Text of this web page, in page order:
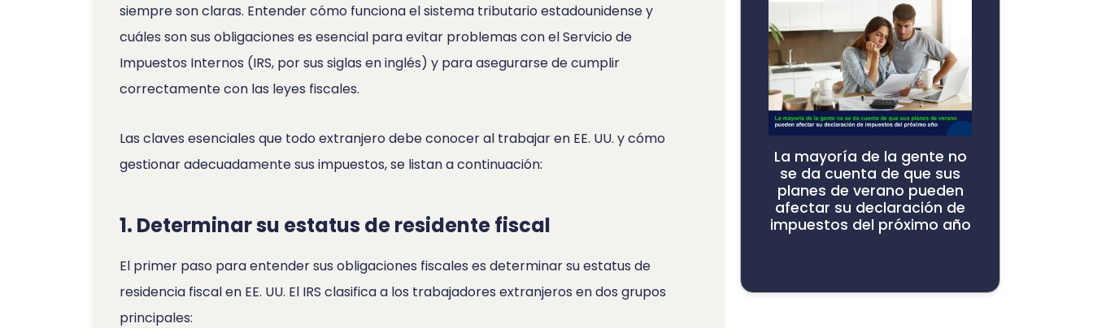
La mayoría de la gente no
se da cuenta de que sus
planes de verano pueden
afectar su declaración de
impuestos del próximo año
siempre son claras. Entender cómo funciona el sistema tributario estadounidense y
cuáles son sus obligaciones es esencial para evitar problemas con el Servicio de
Impuestos Internos (IRS, por sus siglas en inglés) y para asegurarse de cumplir
correctamente con las leyes fiscales.
Las claves esenciales que todo extranjero debe conocer al trabajar en EE. UU. y cómo
gestionar adecuadamente sus impuestos, se listan a continuación:
1. Determinar su estatus de residente fiscal
El primer paso para entender sus obligaciones fiscales es determinar su estatus de
residencia fiscal en EE. UU. El IRS clasifica a los trabajadores extranjeros en dos grupos
principales: